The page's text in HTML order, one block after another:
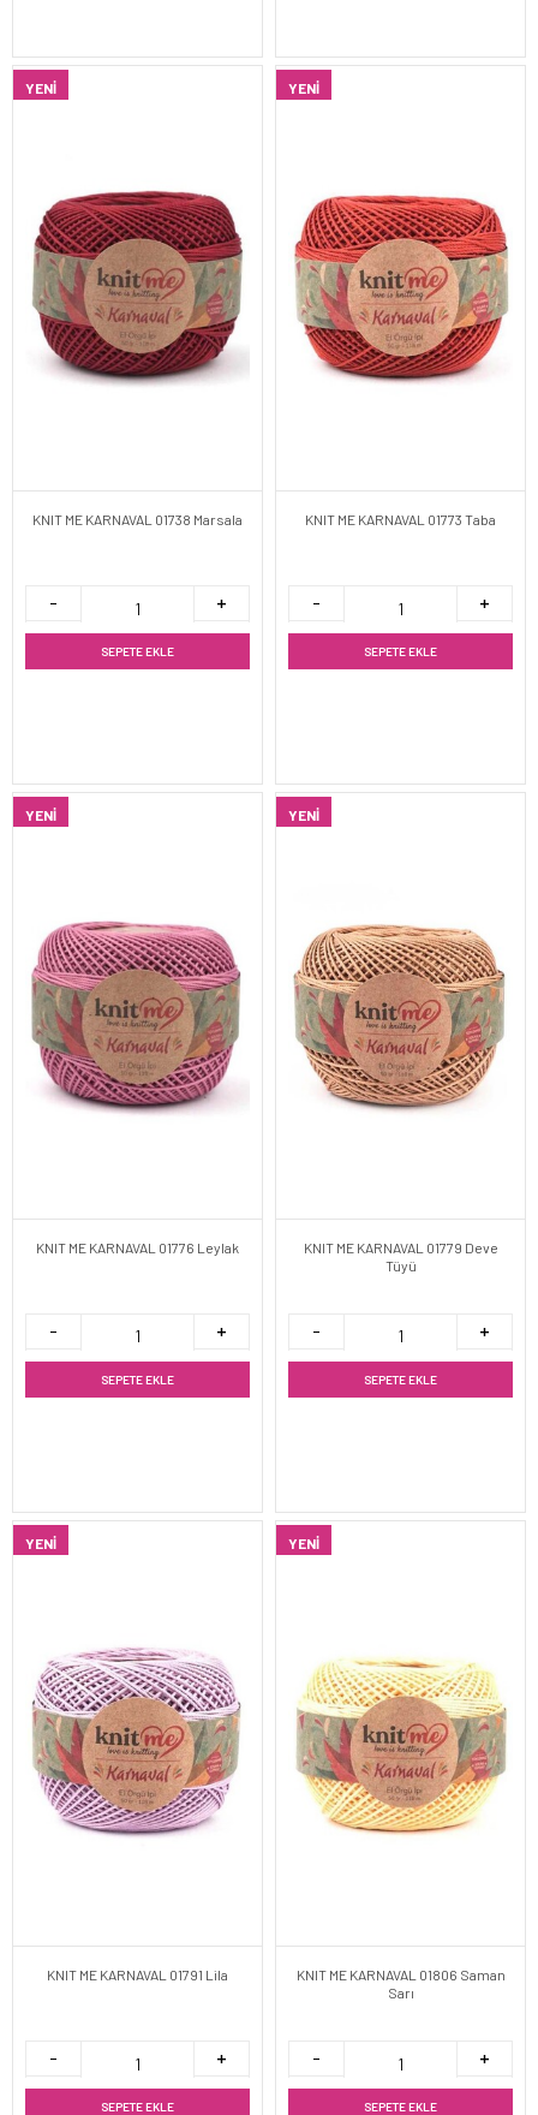
YENI
KNIT ME KARNAVAL 01738 Marsala
SEPETE EKLE
YENI
KNIT ME KARNAVAL 01773 Taba
SEPETE EKLE
YENI
KNIT ME KARNAVAL 01776 Leylak
SEPETE EKLE
YENI
KNIT ME KARNAVAL 01779 Deve
Tüyü
SEPETE EKLE
YENI
KNIT ME KARNAVAL 01791 Lila
SEPETE EKLE
YENI
KNIT ME KARNAVAL 01806 Saman
Sarı
SEPETE EKLE